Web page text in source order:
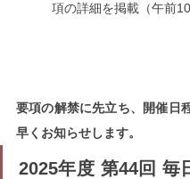
項の詳細を掲載（午前10
要項の解禁に先立ち、開催日
早くお知らせします。
2025年度 第44回 毎